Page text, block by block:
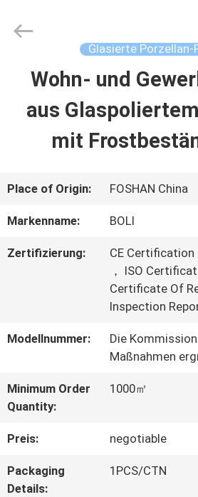
HAUSE
VIDEOS
MIT
BOLI
CERAMICS
Glasierte Porzellan-
Wohn- und
aus
mit
Place of Origin: FOSHAN China
Markenname: BOLI
Zertifizierung:
CE
， ISO
Certificate Of
Inspection
Modellnummer:
Die
Maßnahmen
Minimum Order
Quantity:
1000㎡
Preis: negotiable
Packaging
Details:
1PCS/CTN